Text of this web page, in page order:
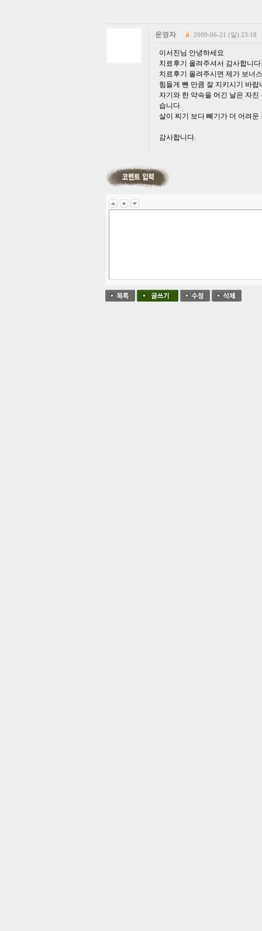
운영자 2009-06-21 (일) 23:18
이서진님 안녕하세요
치료후기 올려주셔서 감사합니다.
치료후기 올려주시면 제가 보너
힘들게 뺀 만큼 잘 지키시기 바랍
자기와 한 약속을 어긴 날은 자
습니다.
살이 찌기 보다 빼기가 더 어려운
감사합니다.